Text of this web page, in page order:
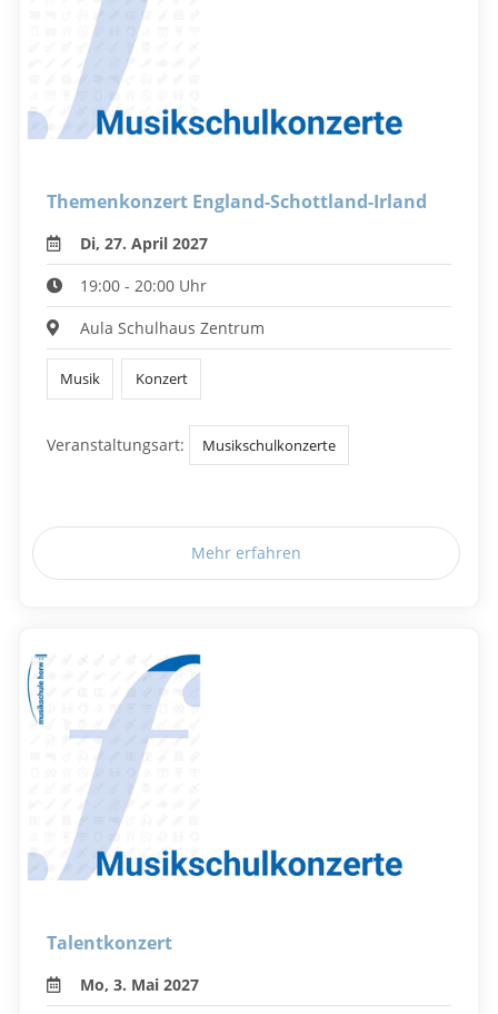
Themenkonzert England-Schottland-Irland
Di, 27. April 2027
19:00 - 20:00 Uhr
Aula Schulhaus Zentrum
Musik Konzert
Veranstaltungsart: Musikschulkonzerte
Mehr erfahren
Talentkonzert
Mo, 3. Mai 2027